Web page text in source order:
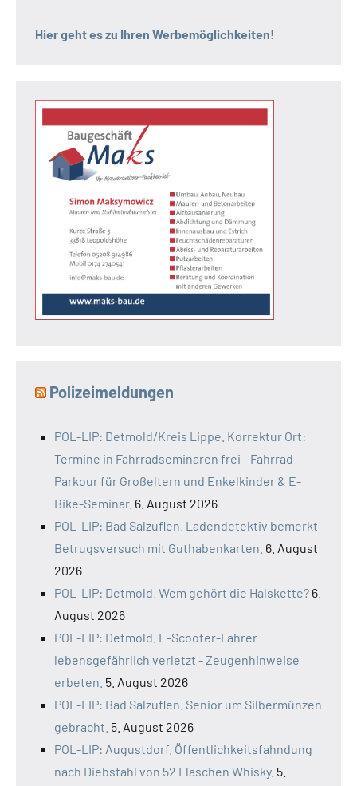
Hier geht es zu Ihren Werbemöglichkeiten!
Polizeimeldungen
POL-LIP: Detmold/Kreis Lippe. Korrektur Ort:
Termine in Fahrradseminaren frei - Fahrrad-
Parkour für Großeltern und Enkelkinder & E-
Bike-Seminar. 6. August 2026
POL-LIP: Bad Salzuflen. Ladendetektiv bemerkt
Betrugsversuch mit Guthabenkarten. 6. August
2026
POL-LIP: Detmold. Wem gehört die Halskette? 6.
August 2026
POL-LIP: Detmold. E-Scooter-Fahrer
lebensgefährlich verletzt - Zeugenhinweise
erbeten. 5. August 2026
POL-LIP: Bad Salzuflen. Senior um Silbermünzen
gebracht. 5. August 2026
POL-LIP: Augustdorf. Öffentlichkeitsfahndung
nach Diebstahl von 52 Flaschen Whisky. 5.